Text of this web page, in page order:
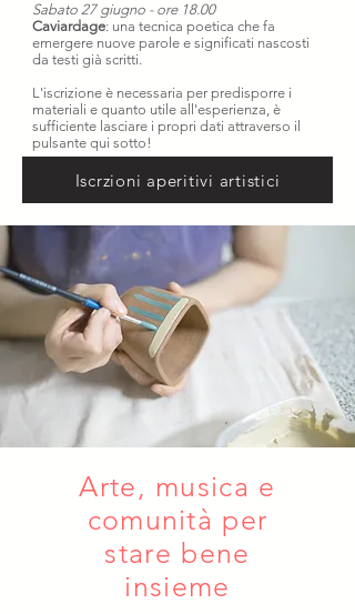
Sabato 27 giugno - ore 18.00
Caviardage: una tecnica poetica che fa
emergere nuove parole e significati nascosti
da testi già scritti.
L'iscrizione è necessaria per predisporre i
materiali e quanto utile all'esperienza, è
sufficiente lasciare i propri dati attraverso il
pulsante qui sotto!
Iscrzioni aperitivi artistici
Arte, musica e
comunità per
stare bene
insieme